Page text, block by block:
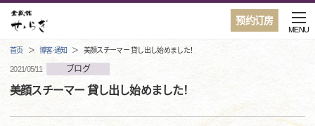
预约订房
MENU
首页 博客·通知 美顔スチーマー 貸し出し始めました！
2021/05/11 ブログ
美顔スチーマー 貸し出し始めました！